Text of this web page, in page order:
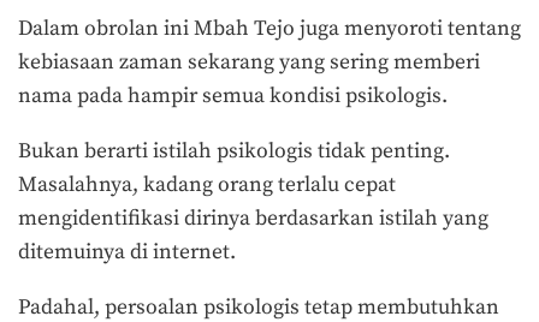
Dalam obrolan ini Mbah Tejo juga menyoroti tentang
kebiasaan zaman sekarang yang sering memberi
nama pada hampir semua kondisi psikologis.
Bukan berarti istilah psikologis tidak penting.
Masalahnya, kadang orang terlalu cepat
mengidentifikasi dirinya berdasarkan istilah yang
ditemuinya di internet.
Padahal, persoalan psikologis tetap membutuhkan